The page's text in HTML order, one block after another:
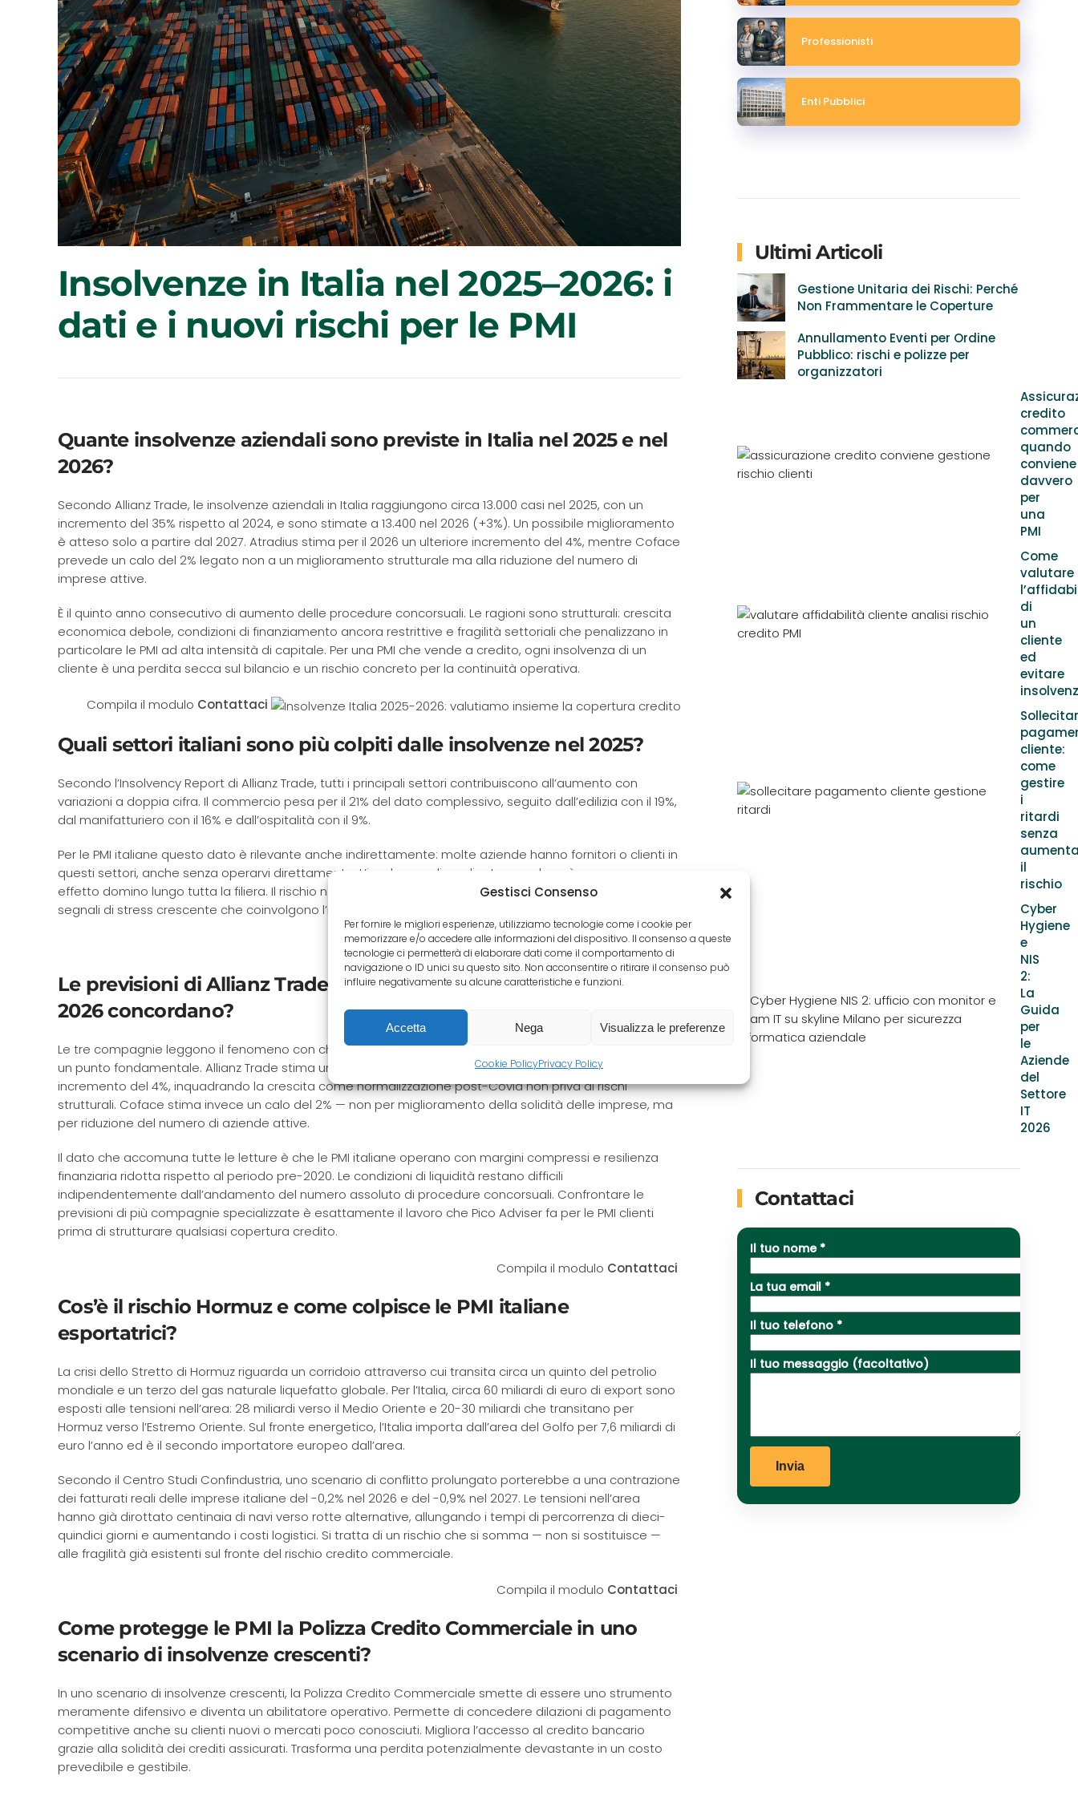
Gestisci Consenso
Per fornire le migliori esperienze, utilizziamo tecnologie come i cookie per
memorizzare e/o accedere alle informazioni del dispositivo. Il consenso a queste
tecnologie ci permetterà di elaborare dati come il comportamento di
navigazione o ID unici su questo sito. Non acconsentire o ritirare il consenso può
influire negativamente su alcune caratteristiche e funzioni.
Accetta Nega Visualizza le preferenze
Cookie PolicyPrivacy Policy
Insolvenze in Italia nel 2025–2026: i
dati e i nuovi rischi per le PMI
Quante insolvenze aziendali sono previste in Italia nel 2025 e nel
2026?
Secondo Allianz Trade, le insolvenze aziendali in Italia raggiungono circa 13.000 casi nel 2025, con un
incremento del 35% rispetto al 2024, e sono stimate a 13.400 nel 2026 (+3%). Un possibile miglioramento
è atteso solo a partire dal 2027. Atradius stima per il 2026 un ulteriore incremento del 4%, mentre Coface
prevede un calo del 2% legato non a un miglioramento strutturale ma alla riduzione del numero di
imprese attive.
È il quinto anno consecutivo di aumento delle procedure concorsuali. Le ragioni sono strutturali: crescita
economica debole, condizioni di finanziamento ancora restrittive e fragilità settoriali che penalizzano in
particolare le PMI ad alta intensità di capitale. Per una PMI che vende a credito, ogni insolvenza di un
cliente è una perdita secca sul bilancio e un rischio concreto per la continuità operativa.
Compila il modulo Contattaci
Quali settori italiani sono più colpiti dalle insolvenze nel 2025?
Secondo l’Insolvency Report di Allianz Trade, tutti i principali settori contribuiscono all’aumento con
variazioni a doppia cifra. Il commercio pesa per il 21% del dato complessivo, seguito dall’edilizia con il 19%,
dal manifatturiero con il 16% e dall’ospitalità con il 9%.
Per le PMI italiane questo dato è rilevante anche indirettamente: molte aziende hanno fornitori o clienti in
questi settori, anche senza operarvi direttamente. L’insolvenza di un cliente grande può generare un
effetto domino lungo tutta la filiera. Il rischio non si limita ai mercati esteri: il mercato italiano mostra
segnali di stress crescente che coinvolgono l’intera catena del valore.
Compila il moduloContattaci
Le previsioni di Allianz Trade, Atradius e Coface sulle insolvenze
2026 concordano?
Le tre compagnie leggono il fenomeno con chiavi interpretative parzialmente diverse ma convergono su
un punto fondamentale. Allianz Trade stima un aumento del 3% in Italia nel 2026. Atradius prevede un
incremento del 4%, inquadrando la crescita come normalizzazione post-Covid non priva di rischi
strutturali. Coface stima invece un calo del 2% — non per miglioramento della solidità delle imprese, ma
per riduzione del numero di aziende attive.
Il dato che accomuna tutte le letture è che le PMI italiane operano con margini compressi e resilienza
finanziaria ridotta rispetto al periodo pre-2020. Le condizioni di liquidità restano difficili
indipendentemente dall’andamento del numero assoluto di procedure concorsuali. Confrontare le
previsioni di più compagnie specializzate è esattamente il lavoro che Pico Adviser fa per le PMI clienti
prima di strutturare qualsiasi copertura credito.
Compila il modulo Contattaci
Cos’è il rischio Hormuz e come colpisce le PMI italiane
esportatrici?
La crisi dello Stretto di Hormuz riguarda un corridoio attraverso cui transita circa un quinto del petrolio
mondiale e un terzo del gas naturale liquefatto globale. Per l’Italia, circa 60 miliardi di euro di export sono
esposti alle tensioni nell’area: 28 miliardi verso il Medio Oriente e 20-30 miliardi che transitano per
Hormuz verso l’Estremo Oriente. Sul fronte energetico, l’Italia importa dall’area del Golfo per 7,6 miliardi di
euro l’anno ed è il secondo importatore europeo dall’area.
Secondo il Centro Studi Confindustria, uno scenario di conflitto prolungato porterebbe a una contrazione
dei fatturati reali delle imprese italiane del -0,2% nel 2026 e del -0,9% nel 2027. Le tensioni nell’area
hanno già dirottato centinaia di navi verso rotte alternative, allungando i tempi di percorrenza di dieci-
quindici giorni e aumentando i costi logistici. Si tratta di un rischio che si somma — non si sostituisce —
alle fragilità già esistenti sul fronte del rischio credito commerciale.
Compila il modulo Contattaci
Come protegge le PMI la Polizza Credito Commerciale in uno
scenario di insolvenze crescenti?
In uno scenario di insolvenze crescenti, la Polizza Credito Commerciale smette di essere uno strumento
meramente difensivo e diventa un abilitatore operativo. Permette di concedere dilazioni di pagamento
competitive anche su clienti nuovi o mercati poco conosciuti. Migliora l’accesso al credito bancario
grazie alla solidità dei crediti assicurati. Trasforma una perdita potenzialmente devastante in un costo
prevedibile e gestibile.
Professionisti
Enti Pubblici
Ultimi Articoli
Gestione Unitaria dei Rischi: Perché
Non Frammentare le Coperture
Annullamento Eventi per Ordine
Pubblico: rischi e polizze per
organizzatori
credito
quando
conviene
davvero
per
una
PMI
Come
valutare
di
un
cliente
ed
evitare
cliente:
come
gestire
i
ritardi
senza
il
rischio
Cyber
Hygiene
e
NIS
2:
La
Guida
per
le
Aziende
del
Settore
IT
2026
Contattaci
Il tuo nome *
La tua email *
Il tuo telefono *
Il tuo messaggio (facoltativo)